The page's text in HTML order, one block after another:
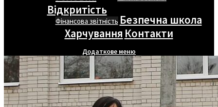
Відкритість
Фінансова звітність Безпечна школа
Харчування Контакти
Додаткове меню